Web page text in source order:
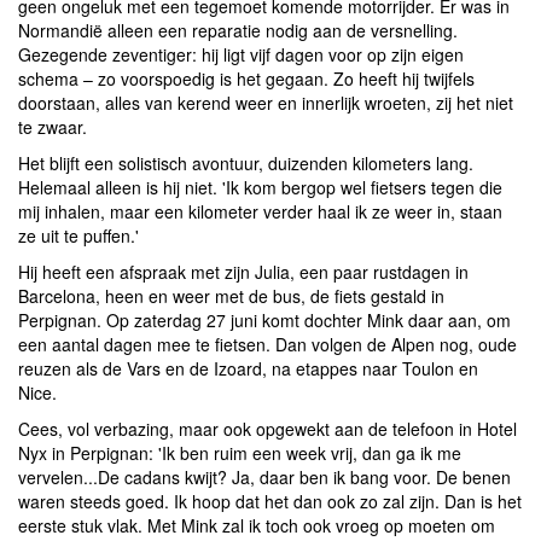
geen ongeluk met een tegemoet komende motorrijder. Er was in
Normandië alleen een reparatie nodig aan de versnelling.
Gezegende zeventiger: hij ligt vijf dagen voor op zijn eigen
schema – zo voorspoedig is het gegaan. Zo heeft hij twijfels
doorstaan, alles van kerend weer en innerlijk wroeten, zij het niet
te zwaar.
Het blijft een solistisch avontuur, duizenden kilometers lang.
Helemaal alleen is hij niet. 'Ik kom bergop wel fietsers tegen die
mij inhalen, maar een kilometer verder haal ik ze weer in, staan
ze uit te puffen.'
Hij heeft een afspraak met zijn Julia, een paar rustdagen in
Barcelona, heen en weer met de bus, de fiets gestald in
Perpignan. Op zaterdag 27 juni komt dochter Mink daar aan, om
een aantal dagen mee te fietsen. Dan volgen de Alpen nog, oude
reuzen als de Vars en de Izoard, na etappes naar Toulon en
Nice.
Cees, vol verbazing, maar ook opgewekt aan de telefoon in Hotel
Nyx in Perpignan: 'Ik ben ruim een week vrij, dan ga ik me
vervelen...De cadans kwijt? Ja, daar ben ik bang voor. De benen
waren steeds goed. Ik hoop dat het dan ook zo zal zijn. Dan is het
eerste stuk vlak. Met Mink zal ik toch ook vroeg op moeten om